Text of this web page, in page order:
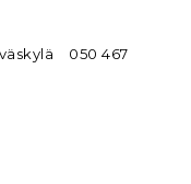
050 467